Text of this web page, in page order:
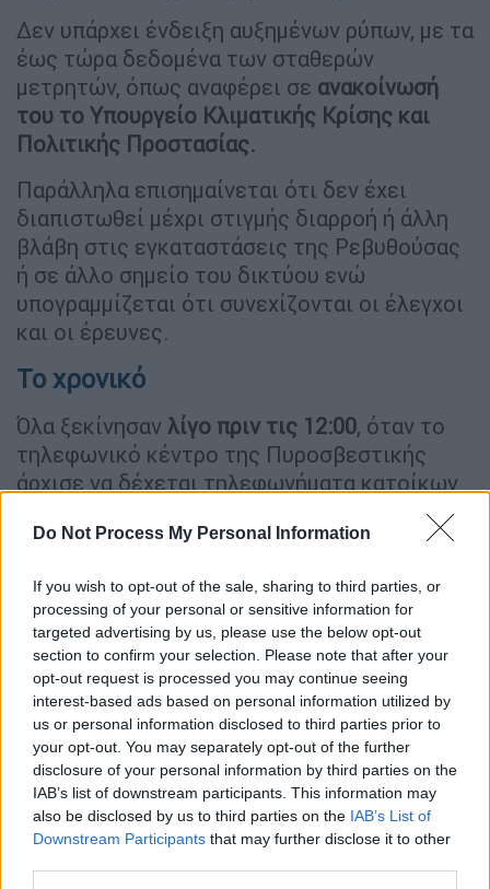
Do Not Process My Personal Information
If you wish to opt-out of the sale, sharing to third parties, or
processing of your personal or sensitive information for
targeted advertising by us, please use the below opt-out
section to confirm your selection. Please note that after your
opt-out request is processed you may continue seeing
interest-based ads based on personal information utilized by
us or personal information disclosed to third parties prior to
your opt-out. You may separately opt-out of the further
disclosure of your personal information by third parties on the
IAB’s list of downstream participants. This information may
also be disclosed by us to third parties on the IAB’s List of
Downstream Participants that may further disclose it to other
Δεν υπάρχει ένδειξη αυξημένων ρύπων, με τα
έως τώρα δεδομένα των σταθερών
μετρητών, όπως αναφέρει σε ανακοίνωσή
του το Υπουργείο Κλιματικής Κρίσης και
Πολιτικής Προστασίας.
Παράλληλα επισημαίνεται ότι δεν έχει
διαπιστωθεί μέχρι στιγμής διαρροή ή άλλη
βλάβη στις εγκαταστάσεις της Ρεβυθούσας
ή σε άλλο σημείο του δικτύου ενώ
υπογραμμίζεται ότι συνεχίζονται οι έλεγχοι
και οι έρευνες.
Το χρονικό
Όλα ξεκίνησαν λίγο πριν τις 12:00, όταν το
τηλεφωνικό κέντρο της Πυροσβεστικής
άρχισε να δέχεται τηλεφωνήματα κατοίκων
περιοχών στα νότια προάστια, με αναφορές
για έντονη οσμή αερίου.
Άμεσα κινήθηκαν δυνάμεις της
Πυροσβεστικής, του Λιμενικού Σώματος και
συνεργεία τηςΔΕΣΦΑ, προκειμένου να
εντοπίσουν την αιτία και τη προέλευση της
οσμής ενώ ακολούθησανεκκενώσεις
σχολείων και επιχειρήσεωνσε περιοχές
όπου ήταν πιο έντονο το φαινόμενο.
Εκτεταμένοι έλεγχοιπραγματοποιήθηκαν
στοδίκτυο φυσικού αερίου της Αττικής, με